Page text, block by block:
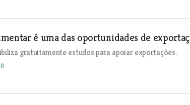
é uma das oportunidades de
gratuitamente estudos para apoiar exportações.